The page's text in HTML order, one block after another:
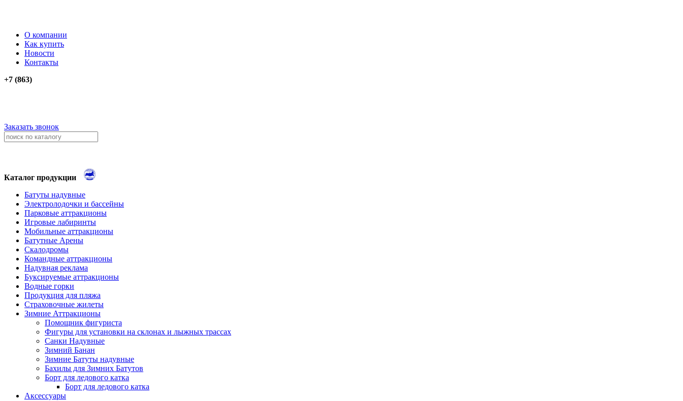
О компании
Как купить
Новости
Контакты
+7 (863)
Заказать звонок
Каталог продукции
Батуты надувные
Электролодочки и бассейны
Парковые аттракционы
Игровые лабиринты
Мобильные аттракционы
Батутные Арены
Скалодромы
Командные аттракционы
Надувная реклама
Буксируемые аттракционы
Водные горки
Продукция для пляжа
Страховочные жилеты
Зимние Аттракционы
Помощник фигуриста
Фигуры для установки на склонах и лыжных трассах
Санки Надувные
Зимний Банан
Зимние Батуты надувные
Бахилы для Зимних Батутов
Борт для ледового катка
Борт для ледового катка
Аксессуары